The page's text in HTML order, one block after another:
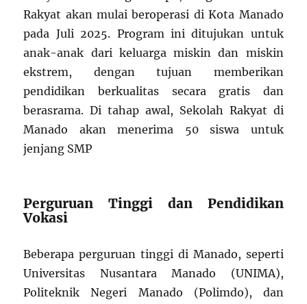
Rakyat akan mulai beroperasi di Kota Manado
pada Juli 2025. Program ini ditujukan untuk
anak-anak dari keluarga miskin dan miskin
ekstrem, dengan tujuan memberikan
pendidikan berkualitas secara gratis dan
berasrama. Di tahap awal, Sekolah Rakyat di
Manado akan menerima 50 siswa untuk
jenjang SMP
Perguruan Tinggi dan Pendidikan
Vokasi
Beberapa perguruan tinggi di Manado, seperti
Universitas Nusantara Manado (UNIMA),
Politeknik Negeri Manado (Polimdo), dan